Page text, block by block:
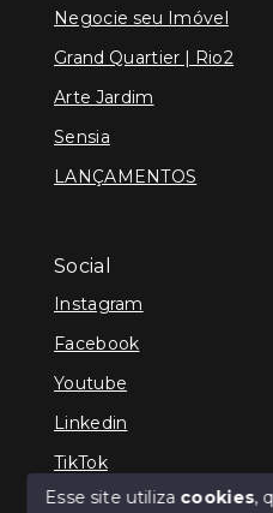
Negocie seu Imóvel
Grand Quartier | Rio2
Arte Jardim
Sensia
LANÇAMENTOS
Social
Instagram
Facebook
Youtube
Linkedin
TikTok
Esse site utiliza cookies,